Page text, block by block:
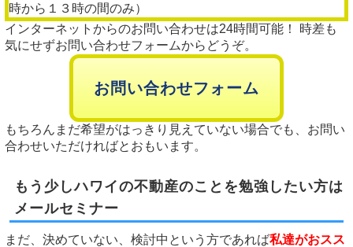
時から１３時の間のみ）
インターネットからのお問い合わせは24時間可能！ 時差も
気にせずお問い合わせフォームからどうぞ。
お問い合わせフォーム
もちろんまだ希望がはっきり見えていない場合でも、お問い
合わせいただければとおもいます。
もう少しハワイの不動産のことを勉強したい方は
メールセミナー
まだ、決めていない、検討中という方であれば私達がおスス